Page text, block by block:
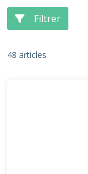
Filtrer
48 articles